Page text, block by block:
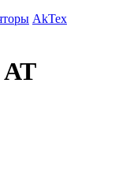
AkTex
АТ